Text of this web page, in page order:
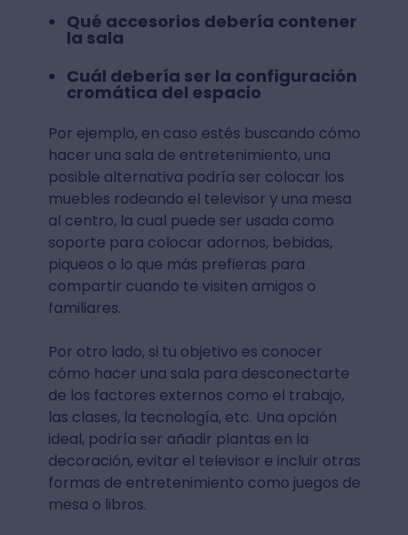
Qué accesorios debería contener
la sala
Cuál debería ser la configuración
cromática del espacio
Por ejemplo, en caso estés buscando cómo
hacer una sala de entretenimiento, una
posible alternativa podría ser colocar los
muebles rodeando el televisor y una mesa
al centro, la cual puede ser usada como
soporte para colocar adornos, bebidas,
piqueos o lo que más prefieras para
compartir cuando te visiten amigos o
familiares.
Por otro lado, si tu objetivo es conocer
cómo hacer una sala para desconectarte
de los factores externos como el trabajo,
las clases, la tecnología, etc. Una opción
ideal, podría ser añadir plantas en la
decoración, evitar el televisor e incluir otras
formas de entretenimiento como juegos de
mesa o libros.